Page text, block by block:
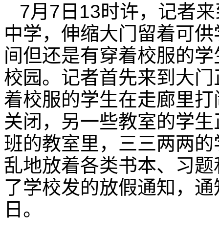
7月7日13时许，记者
中学，伸缩大门留着可
间但还是有穿着校服的
校园。记者首先来到大
着校服的学生在走廊里
关闭，另一些教室的学
班的教室里，三三两两
乱地放着各类书本、习
了学校发的放假通知，
日。